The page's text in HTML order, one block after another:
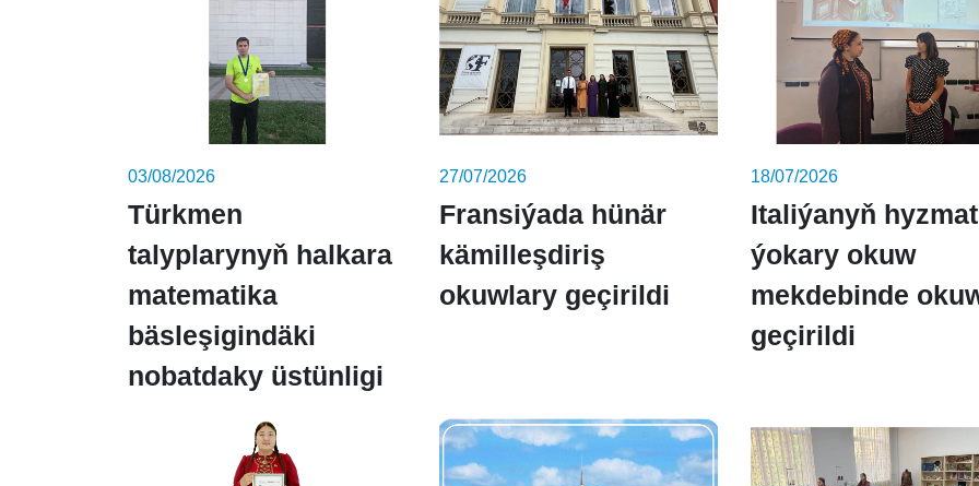
03/08/2026
Türkmen
talyplarynyň halkara
matematika
bäsleşigindäki
nobatdaky üstünligi
27/07/2026
Fransiýada hünär
kämilleşdiriş
okuwlary geçirildi
18/07/2026
Italiýanyň
ýokary okuw
mekdebinde
geçirildi